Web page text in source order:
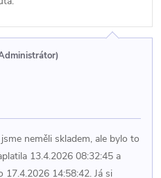
neměli skladem, ale bylo to
13.4.2026 08:32:45 a
14:58:42. Já si